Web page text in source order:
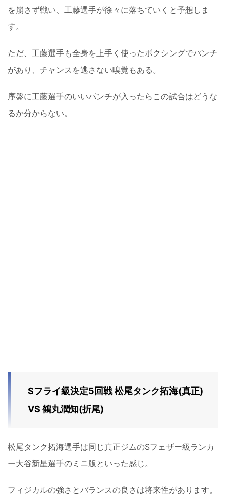
を崩さず戦い、工藤選手が徐々に落ちていくと予想しま
す。
ただ、工藤選手も全身を上手く使ったボクシングでパンチ
があり、チャンスを逃さない嗅覚もある。
序盤に工藤選手のいいパンチが入ったらこの試合はどうな
るか分からない。
Sフライ級決定5回戦 松尾タンク拓海(真正)
VS 鶴丸潤知(折尾)
松尾タンク拓海選手は同じ真正ジムのSフェザー級ランカ
ー大谷新星選手のミニ版といった感じ。
フィジカルの強さとバランスの良さは将来性があります。